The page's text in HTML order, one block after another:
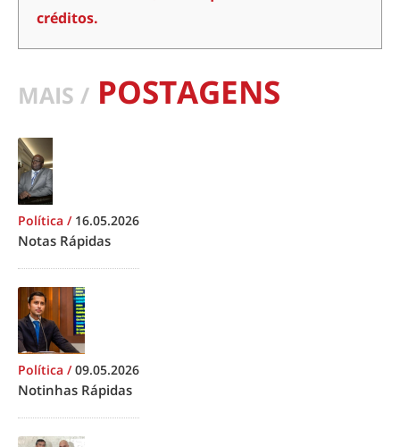
créditos.
MAIS / POSTAGENS
Política / 16.05.2026
Notas Rápidas
Política /09.05.2026
Notinhas Rápidas